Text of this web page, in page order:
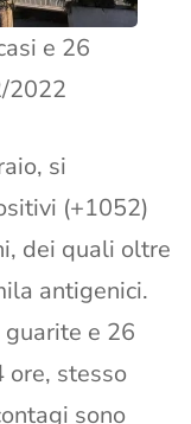
e 26
2022
si
(+1052)
dei quali oltre
antigenici.
e 26
stesso
sono